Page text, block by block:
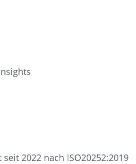
seit 2022 nach ISO20252:2019